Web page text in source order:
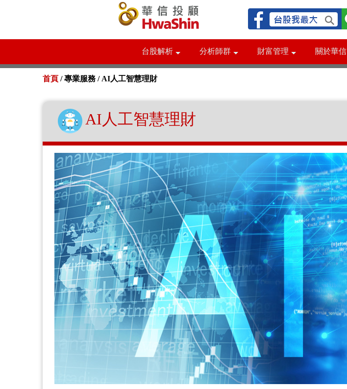
台股解析 分析師群 財富管理 關於華信
首頁 / 專業服務 / AI人工智慧理財
AI人工智慧理財